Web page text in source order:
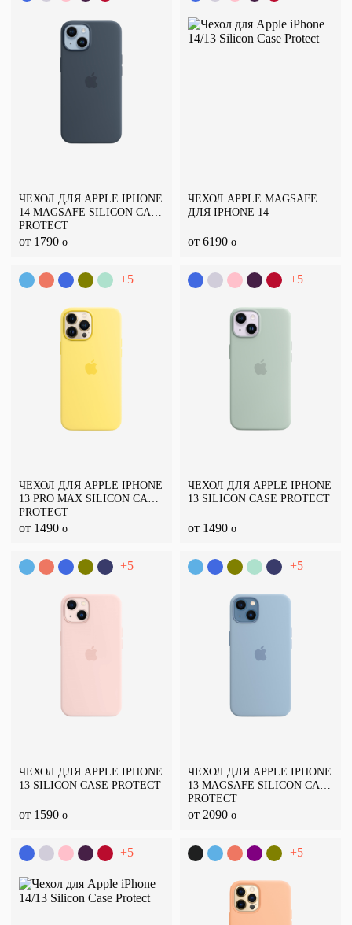
ЧЕХОЛ ДЛЯ APPLE IPHONE
14 MAGSAFE SILICON CASE
PROTECT
от 1790 o
ЧЕХОЛ APPLE MAGSAFE
ДЛЯ IPHONE 14
от 6190 o
+5
ЧЕХОЛ ДЛЯ APPLE IPHONE
13 PRO MAX SILICON CASE
PROTECT
от 1490 o
+5
ЧЕХОЛ ДЛЯ APPLE IPHONE
13 SILICON CASE PROTECT
от 1490 o
+5
ЧЕХОЛ ДЛЯ APPLE IPHONE
13 SILICON CASE PROTECT
от 1590 o
+5
ЧЕХОЛ ДЛЯ APPLE IPHONE
13 MAGSAFE SILICON CASE
PROTECT
от 2090 o
+5 +5